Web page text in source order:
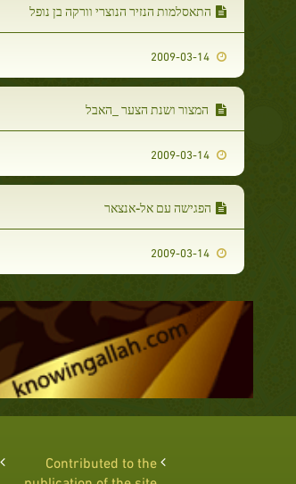
התאסלמות הנזיר הנוצרי וורקה בן נופל
2009-03-14
המצור ושנת הצער _האבל
2009-03-14
הפגישה עם אל-אנצאר
2009-03-14
Contributed to the